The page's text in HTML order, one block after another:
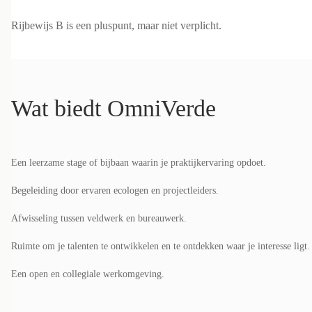
Rijbewijs B is een pluspunt, maar niet verplicht.
Wat biedt OmniVerde
Een leerzame stage of bijbaan waarin je praktijkervaring opdoet.
Begeleiding door ervaren ecologen en projectleiders.
Afwisseling tussen veldwerk en bureauwerk.
Ruimte om je talenten te ontwikkelen en te ontdekken waar je interesse ligt.
Een open en collegiale werkomgeving.